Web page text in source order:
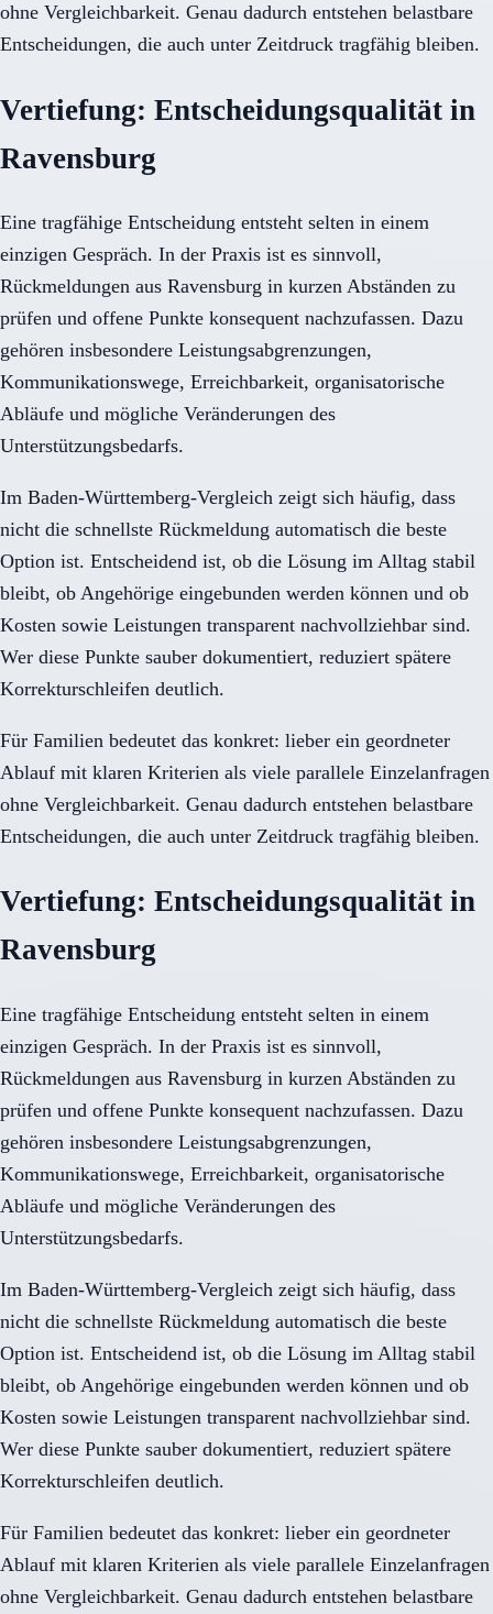
ohne Vergleichbarkeit. Genau dadurch entstehen belastbare
Entscheidungen, die auch unter Zeitdruck tragfähig bleiben.
Vertiefung: Entscheidungsqualität in
Ravensburg
Eine tragfähige Entscheidung entsteht selten in einem
einzigen Gespräch. In der Praxis ist es sinnvoll,
Rückmeldungen aus Ravensburg in kurzen Abständen zu
prüfen und offene Punkte konsequent nachzufassen. Dazu
gehören insbesondere Leistungsabgrenzungen,
Kommunikationswege, Erreichbarkeit, organisatorische
Abläufe und mögliche Veränderungen des
Unterstützungsbedarfs.
Im Baden-Württemberg-Vergleich zeigt sich häufig, dass
nicht die schnellste Rückmeldung automatisch die beste
Option ist. Entscheidend ist, ob die Lösung im Alltag stabil
bleibt, ob Angehörige eingebunden werden können und ob
Kosten sowie Leistungen transparent nachvollziehbar sind.
Wer diese Punkte sauber dokumentiert, reduziert spätere
Korrekturschleifen deutlich.
Für Familien bedeutet das konkret: lieber ein geordneter
Ablauf mit klaren Kriterien als viele parallele Einzelanfragen
ohne Vergleichbarkeit. Genau dadurch entstehen belastbare
Entscheidungen, die auch unter Zeitdruck tragfähig bleiben.
Vertiefung: Entscheidungsqualität in
Ravensburg
Eine tragfähige Entscheidung entsteht selten in einem
einzigen Gespräch. In der Praxis ist es sinnvoll,
Rückmeldungen aus Ravensburg in kurzen Abständen zu
prüfen und offene Punkte konsequent nachzufassen. Dazu
gehören insbesondere Leistungsabgrenzungen,
Kommunikationswege, Erreichbarkeit, organisatorische
Abläufe und mögliche Veränderungen des
Unterstützungsbedarfs.
Im Baden-Württemberg-Vergleich zeigt sich häufig, dass
nicht die schnellste Rückmeldung automatisch die beste
Option ist. Entscheidend ist, ob die Lösung im Alltag stabil
bleibt, ob Angehörige eingebunden werden können und ob
Kosten sowie Leistungen transparent nachvollziehbar sind.
Wer diese Punkte sauber dokumentiert, reduziert spätere
Korrekturschleifen deutlich.
Für Familien bedeutet das konkret: lieber ein geordneter
Ablauf mit klaren Kriterien als viele parallele Einzelanfragen
ohne Vergleichbarkeit. Genau dadurch entstehen belastbare